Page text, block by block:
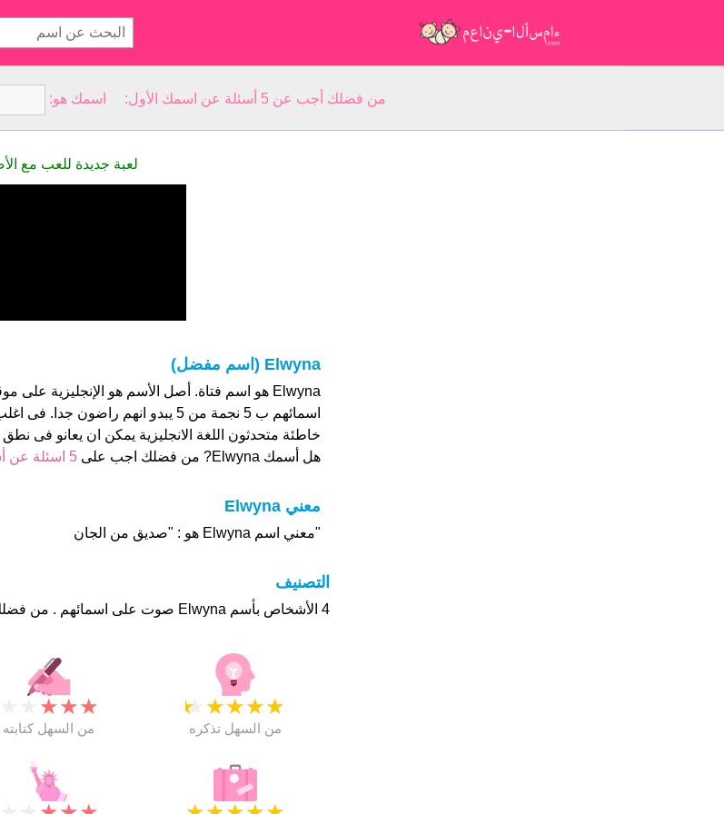
من فضلك أجب عن 5 أسئلة عن اسمك الأول: اسمك هو:
لعبة جديدة للعب مع
Elwyna (اسم مفضل)
اسمائهم ب 5 نجمة من 5 يبدو انهم
خاطئة متحدثون اللغة الانجليزية يمكن ان يعانو فى نطق
هل أسمك Elwyna? من فضلك اجب على
5 اسئلة عن أسمك
معني Elwyna
"معني اسم Elwyna هو : "صديق من الجان
التصنيف
4 الأشخاص بأسم Elwyna صوت على اسمائهم . من فضلك
★
★
★
من السهل كتابته
★
★
★
★
★
من السهل تذكره